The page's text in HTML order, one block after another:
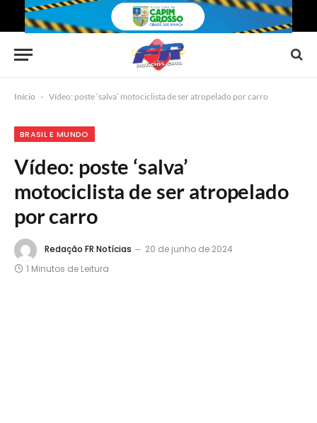
Início - Vídeo: poste ‘salva’ motociclista de ser atropelado por carro
BRASIL E MUNDO
Vídeo: poste ‘salva’
motociclista de ser atropelado
por carro
Redação FR Notícias
20 de junho de 2024
1 Minutos de Leitura